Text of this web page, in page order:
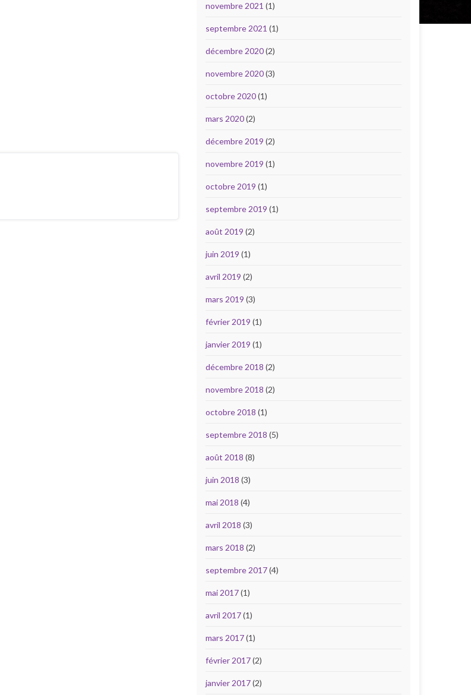
novembre 2021 (1)
septembre 2021 (1)
décembre 2020(2)
novembre 2020(3)
octobre 2020(1)
mars 2020(2)
décembre 2019 (2)
novembre 2019 (1)
octobre 2019 (1)
septembre 2019 (1)
août 2019 (2)
juin 2019 (1)
avril 2019 (2)
mars 2019 (3)
février 2019 (1)
janvier 2019 (1)
décembre 2018 (2)
novembre 2018 (2)
octobre 2018 (1)
septembre 2018 (5)
août 2018 (8)
juin 2018 (3)
mai 2018 (4)
avril 2018 (3)
mars 2018 (2)
septembre 2017(4)
mai 2017(1)
avril 2017(1)
mars 2017(1)
février 2017(2)
janvier 2017(2)